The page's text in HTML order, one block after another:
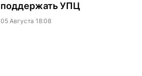
поддержать УПЦ
05 Августа 18:08